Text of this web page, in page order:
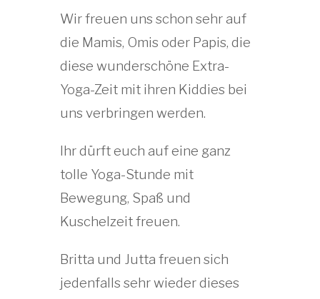
Wir freuen uns schon sehr auf
die Mamis, Omis oder Papis, die
diese wunderschöne Extra-
Yoga-Zeit mit ihren Kiddies bei
uns verbringen werden.
Ihr dürft euch auf eine ganz
tolle Yoga-Stunde mit
Bewegung, Spaß und
Kuschelzeit freuen.
Britta und Jutta freuen sich
jedenfalls sehr wieder dieses